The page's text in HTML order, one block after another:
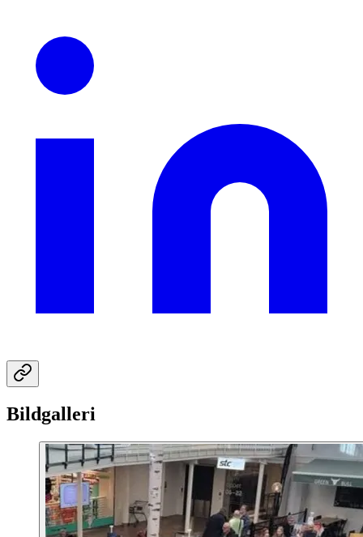
Bildgalleri